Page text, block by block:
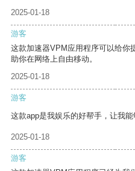
2025-01-18
游客
这款加速器VPM应用程序可以给你
助你在网络上自由移动。
2025-01-18
游客
这款app是我娱乐的好帮手，让我能
2025-01-18
游客